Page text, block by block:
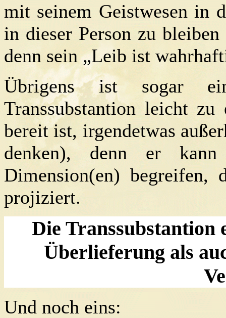
mit seinem Geistwesen in
in dieser Person zu
denn sein „Leib ist
Übrigens ist sogar
Transsubstantion leicht
bereit ist, irgendetwas
denken), denn er
Dimension(en) begreifen,
projiziert.
Die Transsubstantion
Überlieferung als
Und noch eins: